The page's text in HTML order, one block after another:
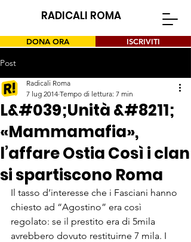
RADICALI ROMA
DONA ORA ISCRIVITI
Post
L&#039;Unità &#8211;
«Mammamafia»,
l’affare Ostia Così i clan
si spartiscono Roma
Radicali Roma
7 lug 2014 Tempo di lettura: 7 min
Il tasso d’interesse che i Fasciani hanno
chiesto ad “Agostino” era così
regolato: se il prestito era di 5mila
avrebbero dovuto restituirne 7 mila. I